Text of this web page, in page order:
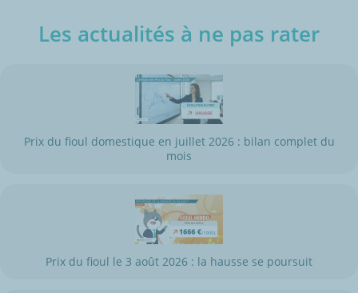
Les actualités à ne pas rater
Prix du fioul domestique en juillet 2026 : bilan complet du
mois
Prix du fioul le 3 août 2026 : la hausse se poursuit